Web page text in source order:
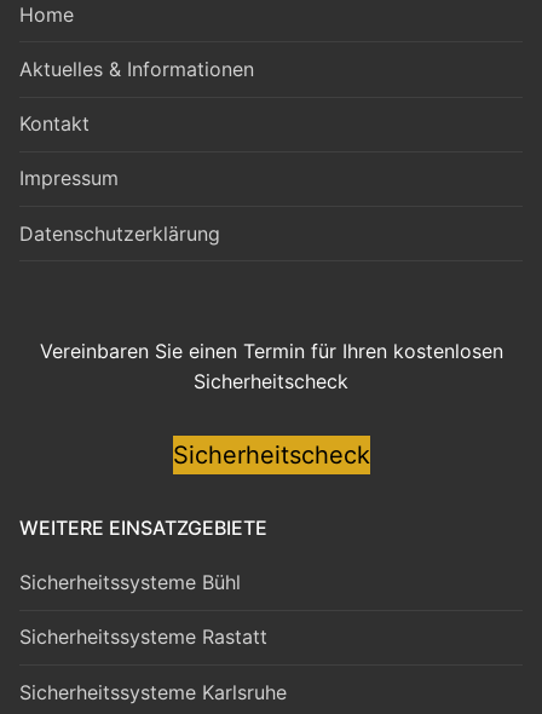
Home
Aktuelles & Informationen
Kontakt
Impressum
Datenschutzerklärung
Vereinbaren Sie einen Termin für Ihren kostenlosen
Sicherheitscheck
Sicherheitscheck
WEITERE EINSATZGEBIETE
Sicherheitssysteme Bühl
Sicherheitssysteme Rastatt
Sicherheitssysteme Karlsruhe